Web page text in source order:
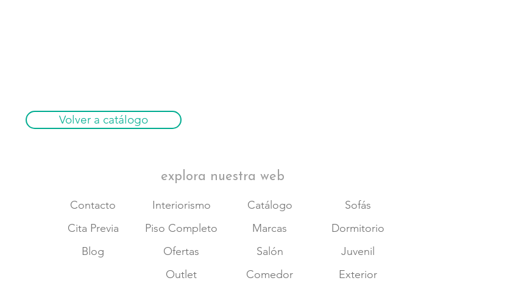
Volver a catálogo
Contacto
Cita Previa
Blog
Interiorismo
Piso Completo
Ofertas
Outlet
Catálogo
Marcas
Salón
Comedor
explora nuestra web
Sofás
Dormitorio
Juvenil
Exterior